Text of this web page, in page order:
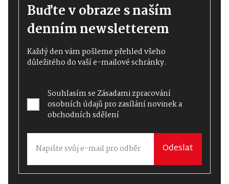
Buďte v obraze s naším
denním newsletterem
Každý den vám pošleme přehled všeho
důležitého do vaší e-mailové schránky.
Souhlasím seZásadami zpracování
osobních údajůpro zasílání novinek a
obchodních sdělení
Odeslat